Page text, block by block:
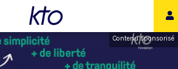
Contenu sponsorisé